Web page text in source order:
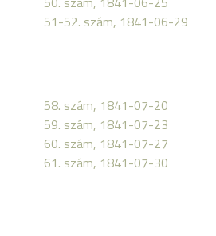
51-52. szám, 1841-06-29
58. szám, 1841-07-20
59. szám, 1841-07-23
60. szám, 1841-07-27
61. szám, 1841-07-30